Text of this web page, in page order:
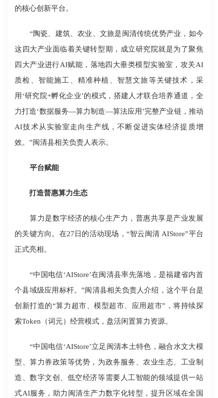
的核心创新平台。
“陶瓷、建筑、农业、文旅是闽清传统优势产业，如今
这四大产业面临着关键转型期，成立研究院就是为了聚焦
四大产业进行AI赋能，落地四大垂类模型实验室，攻关AI
质检、智能施工、精准种植、智慧文旅等关键技术，采
用‘研究院+孵化企业’的模式，搭建人才联合培养通道，全
力打造‘数据服务―算力制造―算法应用’完整产业链，推动
AI技术从实验室走向生产线，不断促进实体经济提质增
效。”闽清县相关负责人表示。
平台赋能
打造普惠算力生态
算力是数字经济的核心生产力，普惠共享是产业发展
的关键方向。在27日的活动现场，“智云闽清 AIStore”平台
正式亮相。
“中国电信‘AIStore’在闽清县率先落地，是福建省内首
个县域级应用标杆。”闽清县相关负责人介绍，这个平台是
创新打造的“算力超市、模型超市、应用超市”，将持续探
索Token（词元）经营模式，盘活闲置算力资源。
“中国电信‘AIStore’立足闽清本土特色，融合水文大模
型、算力券政策等优势，为政务服务、农业生态、工业制
造、数字文创、低空经济等需要人工智能的领域提供一站
式AI服务，助力闽清生产力数字化转型，提升区域在全国